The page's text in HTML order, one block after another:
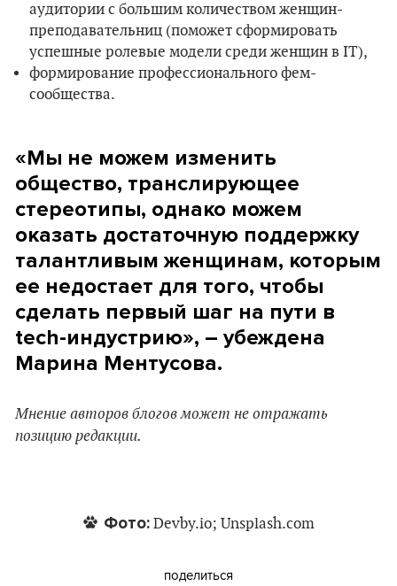
аудитории с большим количеством женщин-
преподавательниц (поможет сформировать
успешные ролевые модели среди женщин в IT),
формирование профессионального фем-
сообщества.
«Мы не можем изменить
общество, транслирующее
стереотипы, однако можем
оказать достаточную поддержку
талантливым женщинам, которым
еe недостаeт для того, чтобы
сделать первый шаг на пути в
tech-индустрию», – убеждена
Марина Ментусова.
Мнение авторов блогов может не отражать
позицию редакции.
Фото:Devby.io; Unsplash.com
поделиться